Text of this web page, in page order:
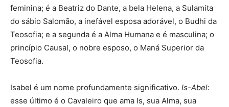
feminina; é a Beatriz do Dante, a bela Helena, a Sulamita
do sábio Salomão, a inefável esposa adorável, o Budhi da
Teosofia; e a segunda é a Alma Humana e é masculina; o
princípio Causal, o nobre esposo, o Maná Superior da
Teosofia.
Isabel é um nome profundamente significativo. Is-Abel:
esse último é o Cavaleiro que ama Is, sua Alma, sua